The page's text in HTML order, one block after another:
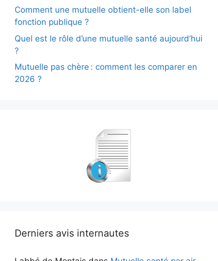
Comment une mutuelle obtient-elle son label
fonction publique ?
Quel est le rôle d’une mutuelle santé aujourd’hui
?
Mutuelle pas chère : comment les comparer en
2026 ?
Derniers avis internautes